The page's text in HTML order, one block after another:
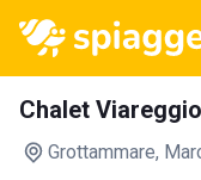
Chalet Viareggio
Grottammare,